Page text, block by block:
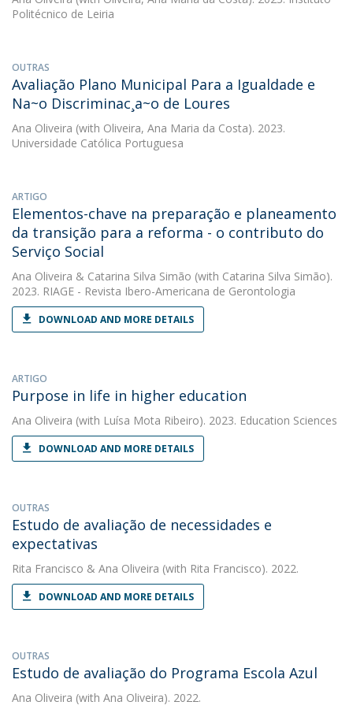
Politécnico de Leiria
OUTRAS
Avaliação Plano Municipal Para a Igualdade e
Na~o Discriminac¸a~o de Loures
Ana Oliveira (with Oliveira, Ana Maria da Costa). 2023.
Universidade Católica Portuguesa
ARTIGO
Elementos-chave na preparação e planeamento
da transição para a reforma - o contributo do
Serviço Social
Ana Oliveira & Catarina Silva Simão (with Catarina Silva Simão).
2023. RIAGE - Revista Ibero-Americana de Gerontologia
DOWNLOAD AND MORE DETAILS
ARTIGO
Purpose in life in higher education
Ana Oliveira (with Luísa Mota Ribeiro). 2023. Education Sciences
DOWNLOAD AND MORE DETAILS
OUTRAS
Estudo de avaliação de necessidades e
expectativas
Rita Francisco & Ana Oliveira (with Rita Francisco). 2022.
DOWNLOAD AND MORE DETAILS
OUTRAS
Estudo de avaliação do Programa Escola Azul
Ana Oliveira (with Ana Oliveira). 2022.